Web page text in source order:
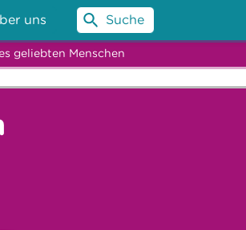
uns Suche
geliebten Menschen